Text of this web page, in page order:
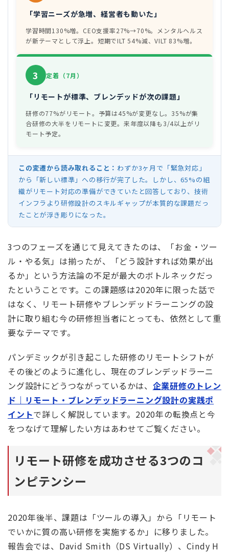
「学習ニーズが急増、経営者も動いた」
学習時間130%増。CEO支援率27%→70%。メンタルヘルス
が新テーマとして浮上。短期でILT 54%減、VILT 83%増。
3 定着（7月）
「リモートが標準、ブレンデッドが次の課題」
研修の77%がリモート。予算は45%が変更なし。35%が集
合研修の大半をリモートに変更。来年度以降も3/4以上がリ
モート予定。
この変遷から読み取れること：わずか3ヶ月で「緊急対応」
から「新しい標準」への移行が完了した。しかし、65%の組
織がリモート対応の準備ができていたと回答しており、技術
インフラより研修設計のスキルギャップが本質的な課題だっ
たことが浮き彫りになった。
3つのフェーズを通じて見えてきたのは、「お金・ツー
ル・やる気」は揃ったが、「どう設計すれば効果が出
るか」という方法論の不足が最大のボトルネックだっ
たということです。この課題感は2020年に限った話で
はなく、リモート研修やブレンデッドラーニングの設
計に取り組む今の研修担当者にとっても、依然として重
要なテーマです。
パンデミックが引き起こした研修のリモートシフトが
その後どのように進化し、現在のブレンデッドラーニ
ング設計にどうつながっているかは、 企業研修のトレン
ド｜リモート・ブレンデッドラーニング設計の実践ポ
イントで詳しく解説しています。2020年の転換点と今
をつなげて理解したい方はあわせてご覧ください。
リモート研修を成功させる3つのコ
ンピテンシー
2020年後半、課題は「ツールの導入」から「リモート
でいかに質の高い研修を実施するか」に移りました。
報告会では、David Smith（DS Virtually）、Cindy H